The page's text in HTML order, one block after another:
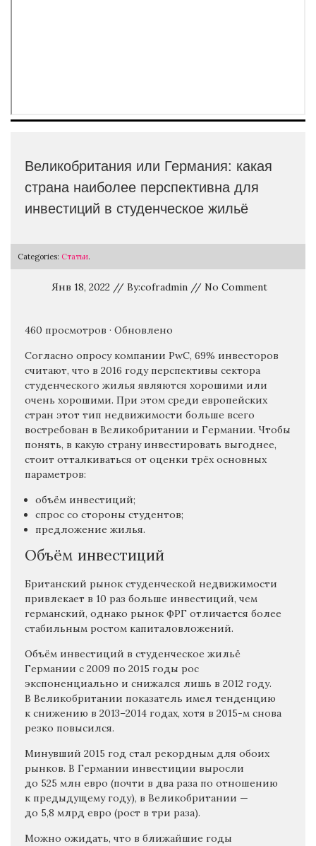
Великобритания или Германия: какая
страна наиболее перспективна для
инвестиций в студенческое жильё
Categories: Статьи.
Янв 18, 2022 // By:cofradmin // No Comment
460 просмотров · Обновлено
Согласно опросу компании PwC, 69% инвесторов
считают, что в 2016 году перспективы сектора
студенческого жилья являются хорошими или
очень хорошими. При этом среди европейских
стран этот тип недвижимости больше всего
востребован в Великобритании и Германии. Чтобы
понять, в какую страну инвестировать выгоднее,
стоит отталкиваться от оценки трёх основных
параметров:
объём инвестиций;
спрос со стороны студентов;
предложение жилья.
Объём инвестиций
Британский рынок студенческой недвижимости
привлекает в 10 раз больше инвестиций, чем
германский, однако рынок ФРГ отличается более
стабильным ростом капиталовложений.
Объём инвестиций в студенческое жильё
Германии с 2009 по 2015 годы рос
экспоненциально и снижался лишь в 2012 году.
В Великобритании показатель имел тенденцию
к снижению в 2013–2014 годах, хотя в 2015-м снова
резко повысился.
Минувший 2015 год стал рекордным для обоих
рынков. В Германии инвестиции выросли
до 525 млн евро (почти в два раза по отношению
к предыдущему году), в Великобритании —
до 5,8 млрд евро (рост в три раза).
Можно ожидать, что в ближайшие годы